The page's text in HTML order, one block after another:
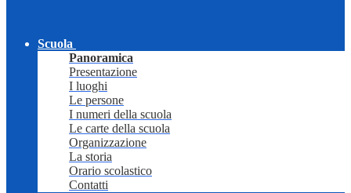
Scuola
Panoramica
Presentazione
I luoghi
Le persone
I numeri della scuola
Le carte della scuola
Organizzazione
La storia
Orario scolastico
Contatti